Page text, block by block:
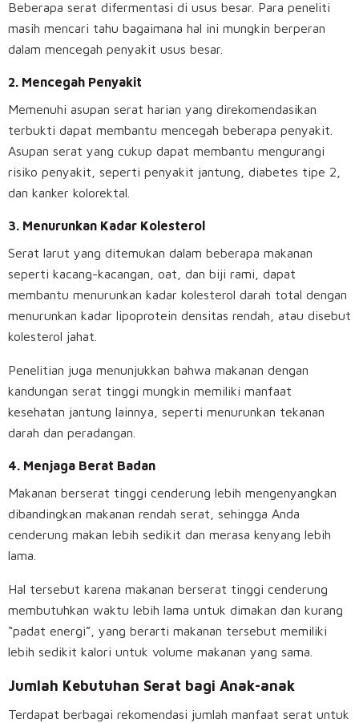
Beberapa serat difermentasi di usus besar. Para peneliti
masih mencari tahu bagaimana hal ini mungkin berperan
dalam mencegah penyakit usus besar.
2. Mencegah Penyakit
Memenuhi asupan serat harian yang direkomendasikan
terbukti dapat membantu mencegah beberapa penyakit.
Asupan serat yang cukup dapat membantu mengurangi
risiko penyakit, seperti penyakit jantung, diabetes tipe 2,
dan kanker kolorektal.
3. Menurunkan Kadar Kolesterol
Serat larut yang ditemukan dalam beberapa makanan
seperti kacang-kacangan, oat, dan biji rami, dapat
membantu menurunkan kadar kolesterol darah total dengan
menurunkan kadar lipoprotein densitas rendah, atau disebut
kolesterol jahat.
Penelitian juga menunjukkan bahwa makanan dengan
kandungan serat tinggi mungkin memiliki manfaat
kesehatan jantung lainnya, seperti menurunkan tekanan
darah dan peradangan.
4. Menjaga Berat Badan
Makanan berserat tinggi cenderung lebih mengenyangkan
dibandingkan makanan rendah serat, sehingga Anda
cenderung makan lebih sedikit dan merasa kenyang lebih
lama.
Hal tersebut karena makanan berserat tinggi cenderung
membutuhkan waktu lebih lama untuk dimakan dan kurang
“padat energi”, yang berarti makanan tersebut memiliki
lebih sedikit kalori untuk volume makanan yang sama.
Jumlah Kebutuhan Serat bagi Anak-anak
Terdapat berbagai rekomendasi jumlah manfaat serat untuk